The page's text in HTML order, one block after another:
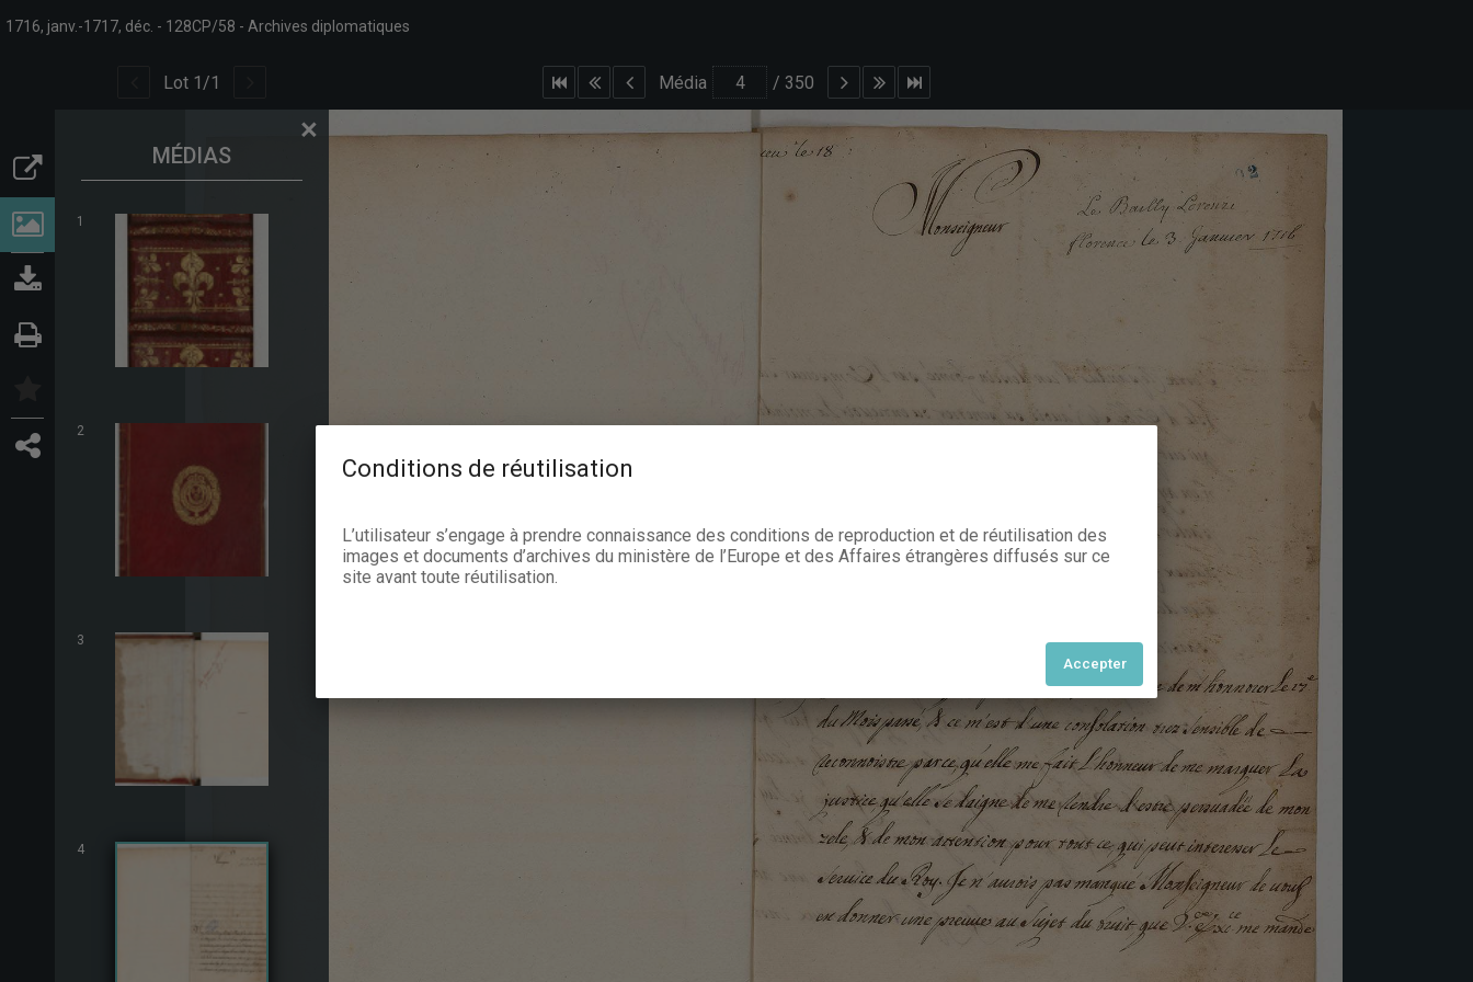
1716, janv.-1717, déc. 128CP/58 Archives diplomatiques
Lot 1 /1 Média / 350
MÉDIAS
×
1
2
3
4
Conditions de réutilisation
L’utilisateur s’engage à prendre connaissance des conditions de reproduction et de réutilisation des
images et documents d’archives du ministère de l’Europe et des Affaires étrangères diffusés sur ce
site avant toute réutilisation.